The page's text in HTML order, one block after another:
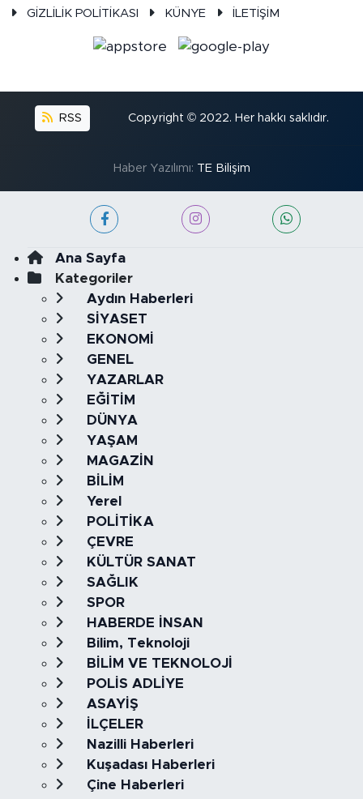
GİZLİLİK POLİTİKASI KÜNYE İLETİŞİM
RSS Copyright © 2022. Her hakkı saklıdır.
Haber Yazılımı: TE Bilişim
Ana Sayfa
Kategoriler
Aydın Haberleri
SİYASET
EKONOMİ
GENEL
YAZARLAR
EĞİTİM
DÜNYA
YAŞAM
MAGAZİN
BİLİM
Yerel
POLİTİKA
ÇEVRE
KÜLTÜR SANAT
SAĞLIK
SPOR
HABERDE İNSAN
Bilim, Teknoloji
BİLİM VE TEKNOLOJİ
POLİS ADLİYE
ASAYİŞ
İLÇELER
Nazilli Haberleri
Kuşadası Haberleri
Çine Haberleri